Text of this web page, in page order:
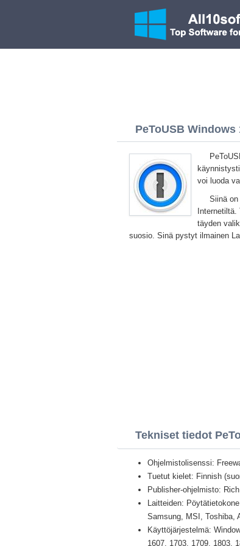
PeToUSB Windows
voi luoda
Siinä
täyden
suosio. Sinä pystyt ilmainen
Tekniset tiedot
Ohjelmistolisenssi:
Tuetut kielet: Finnish
Publisher-ohjelmisto:
Laitteiden:
Samsung, MSI, Toshiba,
Käyttöjärjestelmä:
1607, 1703, 1709, 1803,